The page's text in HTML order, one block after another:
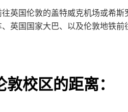
英国伦敦的盖特威克机场或希
英国国家大巴、以及伦敦地铁前
校区的距离：